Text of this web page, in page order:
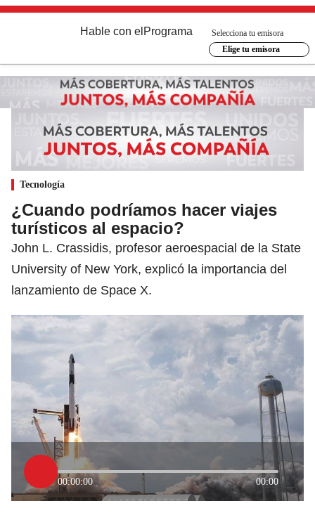
Hable con el Programa
Selecciona tu emisora
Elige tu emisora
Tecnología
¿Cuando podríamos hacer viajes
turísticos al espacio?
John L. Crassidis, profesor aeroespacial de la State
University of New York, explicó la importancia del
lanzamiento de Space X.
00:00:00 00:00